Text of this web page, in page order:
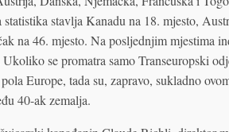
statistika stavlja Kanadu na 18. mjesto,
na 46. mjesto. Na posljednjim mjestima
se promatra samo Transeuropski
Europe, tada su, zapravo, sukladno
40-ak zemalja.